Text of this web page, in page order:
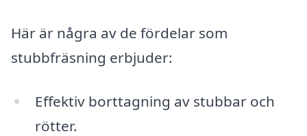
Här är några av de fördelar som
stubbfräsning erbjuder:
Effektiv borttagning av stubbar och
rötter.